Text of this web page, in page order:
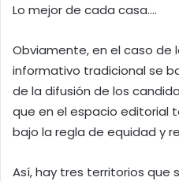
Lo mejor de cada casa….
Obviamente, en el caso de
informativo tradicional se
de la difusión de los
que en el espacio editorial
bajo la regla de equidad y
Así, hay tres territorios que